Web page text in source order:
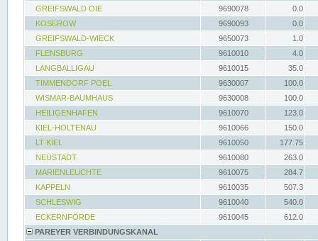
GREIFSWALD OIE
9690078
0.0
KOSEROW
9690093
0.0
GREIFSWALD-WIECK
9650073
1.0
FLENSBURG
9610010
4.0
LANGBALLIGAU
9610015
35.0
TIMMENDORF POEL
9630007
100.0
WISMAR-BAUMHAUS
9630008
100.0
HEILIGENHAFEN
9610070
123.0
KIEL-HOLTENAU
9610066
150.0
LT KIEL
9610050
177.75
NEUSTADT
9610080
263.0
MARIENLEUCHTE
9610075
284.7
KAPPELN
9610035
507.3
SCHLESWIG
9610040
540.0
ECKERNFÖRDE
9610045
612.0
PAREYER VERBINDUNGSKANAL